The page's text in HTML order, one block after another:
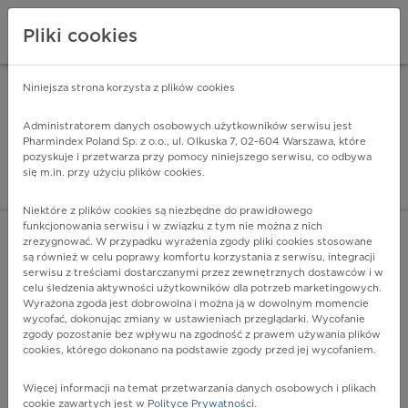
Pharmindex - lider
ZALOGUJ SIĘ
E67.0 - Hiperwitaminoza A
Więcej na lekiicd10.pl
Pliki cookies
Niniejsza strona korzysta z plików cookies
Administratorem danych osobowych użytkowników serwisu jest
Pharmindex Poland Sp. z o.o., ul. Olkuska 7, 02-604 Warszawa, które
pozyskuje i przetwarza przy pomocy niniejszego serwisu, co odbywa
się m.in. przy użyciu plików cookies.
Niektóre z plików cookies są niezbędne do prawidłowego
funkcjonowania serwisu i w związku z tym nie można z nich
zrezygnować. W przypadku wyrażenia zgody pliki cookies stosowane
są również w celu poprawy komfortu korzystania z serwisu, integracji
serwisu z treściami dostarczanymi przez zewnętrznych dostawców i w
celu śledzenia aktywności użytkowników dla potrzeb marketingowych.
Wyrażona zgoda jest dobrowolna i można ją w dowolnym momencie
wycofać, dokonując zmiany w ustawieniach przeglądarki. Wycofanie
zgody pozostanie bez wpływu na zgodność z prawem używania plików
cookies, którego dokonano na podstawie zgody przed jej wycofaniem.
Więcej informacji na temat przetwarzania danych osobowych i plikach
cookie zawartych jest w Polityce Prywatności.
ZA DARMO - w Google Play INSTALUJ